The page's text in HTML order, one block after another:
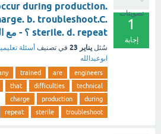
تصويتات
1
إجابة
during production.
b. troubleshoot.C.
sterile. d. repeat ؟ - مع الشرح
سُئل يناير 23 في تصنيف أسئلة
ابوعبدالله
engineers
are
trained
technical
difficulties
that
during
production
charge
troubleshoot
sterile
repeat